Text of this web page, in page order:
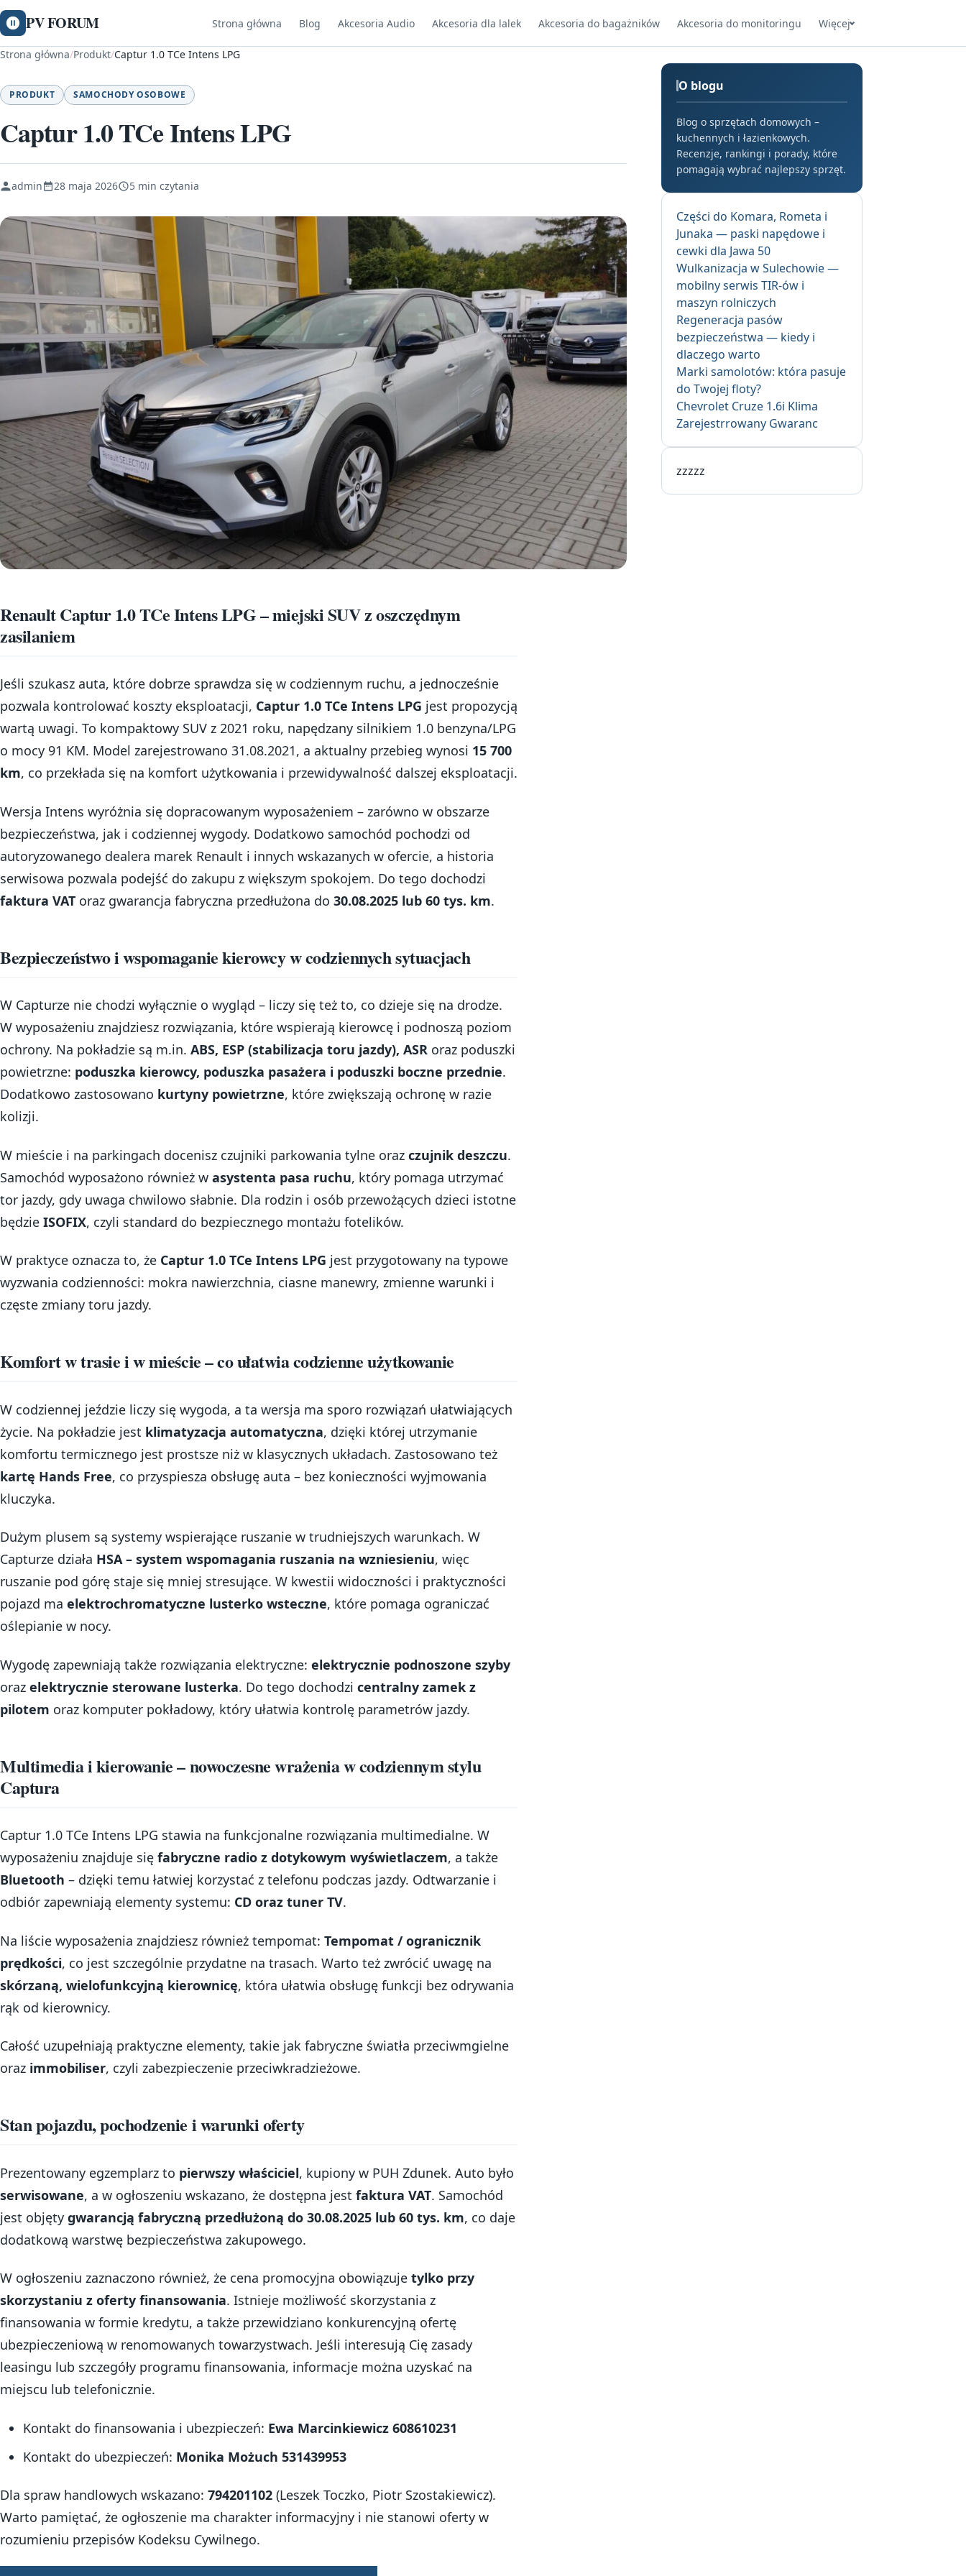
PV FORUM Strona główna Blog Akcesoria Audio Akcesoria dla lalek Akcesoria do bagażników Akcesoria do monitoringu Więcej
Strona główna/Produkt/Captur 1.0 TCe Intens LPG
PRODUKT SAMOCHODY OSOBOWE
Captur 1.0 TCe Intens LPG
admin 28 maja 2026 5 min czytania
Renault Captur 1.0 TCe Intens LPG – miejski SUV z oszczędnym
zasilaniem
Jeśli szukasz auta, które dobrze sprawdza się w codziennym ruchu, a jednocześnie
pozwala kontrolować koszty eksploatacji, Captur 1.0 TCe Intens LPG jest propozycją
wartą uwagi. To kompaktowy SUV z 2021 roku, napędzany silnikiem 1.0 benzyna/LPG
o mocy 91 KM. Model zarejestrowano 31.08.2021, a aktualny przebieg wynosi 15 700
km, co przekłada się na komfort użytkowania i przewidywalność dalszej eksploatacji.
Wersja Intens wyróżnia się dopracowanym wyposażeniem – zarówno w obszarze
bezpieczeństwa, jak i codziennej wygody. Dodatkowo samochód pochodzi od
autoryzowanego dealera marek Renault i innych wskazanych w ofercie, a historia
serwisowa pozwala podejść do zakupu z większym spokojem. Do tego dochodzi
faktura VAT oraz gwarancja fabryczna przedłużona do 30.08.2025 lub 60 tys. km.
Bezpieczeństwo i wspomaganie kierowcy w codziennych sytuacjach
W Capturze nie chodzi wyłącznie o wygląd – liczy się też to, co dzieje się na drodze.
W wyposażeniu znajdziesz rozwiązania, które wspierają kierowcę i podnoszą poziom
ochrony. Na pokładzie są m.in. ABS, ESP (stabilizacja toru jazdy), ASR oraz poduszki
powietrzne: poduszka kierowcy, poduszka pasażera i poduszki boczne przednie.
Dodatkowo zastosowano kurtyny powietrzne, które zwiększają ochronę w razie
kolizji.
W mieście i na parkingach docenisz czujniki parkowania tylne oraz czujnik deszczu.
Samochód wyposażono również w asystenta pasa ruchu, który pomaga utrzymać
tor jazdy, gdy uwaga chwilowo słabnie. Dla rodzin i osób przewożących dzieci istotne
będzie ISOFIX, czyli standard do bezpiecznego montażu fotelików.
W praktyce oznacza to, że Captur 1.0 TCe Intens LPG jest przygotowany na typowe
wyzwania codzienności: mokra nawierzchnia, ciasne manewry, zmienne warunki i
częste zmiany toru jazdy.
Komfort w trasie i w mieście – co ułatwia codzienne użytkowanie
W codziennej jeździe liczy się wygoda, a ta wersja ma sporo rozwiązań ułatwiających
życie. Na pokładzie jest klimatyzacja automatyczna, dzięki której utrzymanie
komfortu termicznego jest prostsze niż w klasycznych układach. Zastosowano też
kartę Hands Free, co przyspiesza obsługę auta – bez konieczności wyjmowania
kluczyka.
Dużym plusem są systemy wspierające ruszanie w trudniejszych warunkach. W
Capturze działa HSA – system wspomagania ruszania na wzniesieniu, więc
ruszanie pod górę staje się mniej stresujące. W kwestii widoczności i praktyczności
pojazd ma elektrochromatyczne lusterko wsteczne, które pomaga ograniczać
oślepianie w nocy.
Wygodę zapewniają także rozwiązania elektryczne: elektrycznie podnoszone szyby
oraz elektrycznie sterowane lusterka. Do tego dochodzi centralny zamek z
pilotem oraz komputer pokładowy, który ułatwia kontrolę parametrów jazdy.
Multimedia i kierowanie – nowoczesne wrażenia w codziennym stylu
Captura
Captur 1.0 TCe Intens LPG stawia na funkcjonalne rozwiązania multimedialne. W
wyposażeniu znajduje się fabryczne radio z dotykowym wyświetlaczem, a także
Bluetooth – dzięki temu łatwiej korzystać z telefonu podczas jazdy. Odtwarzanie i
odbiór zapewniają elementy systemu: CD oraz tuner TV.
Na liście wyposażenia znajdziesz również tempomat: Tempomat / ogranicznik
prędkości, co jest szczególnie przydatne na trasach. Warto też zwrócić uwagę na
skórzaną, wielofunkcyjną kierownicę, która ułatwia obsługę funkcji bez odrywania
rąk od kierownicy.
Całość uzupełniają praktyczne elementy, takie jak fabryczne światła przeciwmgielne
oraz immobiliser, czyli zabezpieczenie przeciwkradzieżowe.
Stan pojazdu, pochodzenie i warunki oferty
Prezentowany egzemplarz to pierwszy właściciel, kupiony w PUH Zdunek. Auto było
serwisowane, a w ogłoszeniu wskazano, że dostępna jest faktura VAT. Samochód
jest objęty gwarancją fabryczną przedłużoną do 30.08.2025 lub 60 tys. km, co daje
dodatkową warstwę bezpieczeństwa zakupowego.
W ogłoszeniu zaznaczono również, że cena promocyjna obowiązuje tylko przy
skorzystaniu z oferty finansowania. Istnieje możliwość skorzystania z
finansowania w formie kredytu, a także przewidziano konkurencyjną ofertę
ubezpieczeniową w renomowanych towarzystwach. Jeśli interesują Cię zasady
leasingu lub szczegóły programu finansowania, informacje można uzyskać na
miejscu lub telefonicznie.
Kontakt do finansowania i ubezpieczeń: Ewa Marcinkiewicz 608610231
Kontakt do ubezpieczeń: Monika Możuch 531439953
Dla spraw handlowych wskazano: 794201102 (Leszek Toczko, Piotr Szostakiewicz).
Warto pamiętać, że ogłoszenie ma charakter informacyjny i nie stanowi oferty w
rozumieniu przepisów Kodeksu Cywilnego.
O blogu
Blog o sprzętach domowych –
kuchennych i łazienkowych.
Recenzje, rankingi i porady, które
pomagają wybrać najlepszy sprzęt.
Części do Komara, Rometa i
Junaka — paski napędowe i
cewki dla Jawa 50
Wulkanizacja w Sulechowie —
mobilny serwis TIR-ów i
maszyn rolniczych
Regeneracja pasów
bezpieczeństwa — kiedy i
dlaczego warto
Marki samolotów: która pasuje
do Twojej floty?
Chevrolet Cruze 1.6i Klima
Zarejestrrowany Gwaranc
zzzzz